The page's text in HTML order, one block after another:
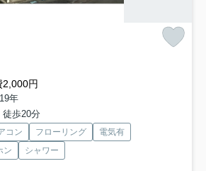
円
年
徒歩20分
コン フローリング
電気有
ン
シャワー